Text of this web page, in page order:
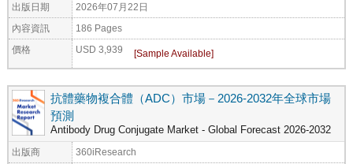
出版日期 2026年07月22日
內容資訊 186 Pages
價格 USD 3,939
抗體藥物複合體（ADC）市場－2026-2032年全球市場
預測
Antibody Drug Conjugate Market - Global Forecast 2026-2032
出版商 360iResearch